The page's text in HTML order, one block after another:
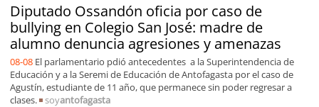
Diputado Ossandón oficia por caso de
bullying en Colegio San José: madre de
alumno denuncia agresiones y amenazas
08-08 El parlamentario pdió antecedentes a la Superintendencia de
Educación y a la Seremi de Educación de Antofagasta por el caso de
Agustín, estudiante de 11 año, que permanece sin poder regresar a
clases.
soyantofagasta